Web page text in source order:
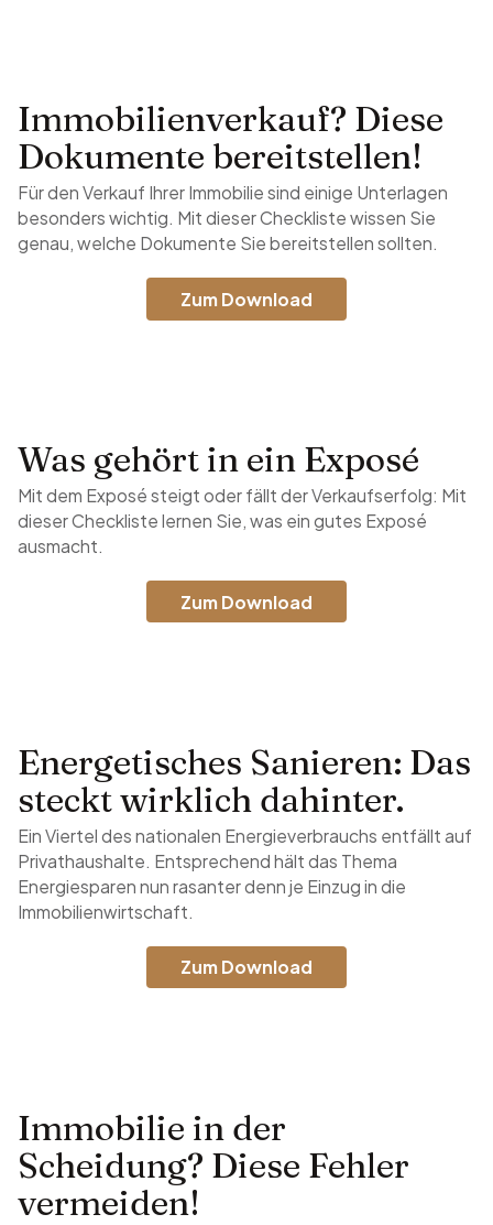
Immobilienverkauf? Diese
Dokumente bereitstellen!
Für den Verkauf Ihrer Immobilie sind einige Unterlagen
besonders wichtig. Mit dieser Checkliste wissen Sie
genau, welche Dokumente Sie bereitstellen sollten.
Zum Download
Was gehört in ein Exposé
Mit dem Exposé steigt oder fällt der Verkaufserfolg: Mit
dieser Checkliste lernen Sie, was ein gutes Exposé
ausmacht.
Zum Download
Energetisches Sanieren: Das
steckt wirklich dahinter.
Ein Viertel des nationalen Energieverbrauchs entfällt auf
Privathaushalte. Entsprechend hält das Thema
Energiesparen nun rasanter denn je Einzug in die
Immobilienwirtschaft.
Zum Download
Immobilie in der
Scheidung? Diese Fehler
vermeiden!